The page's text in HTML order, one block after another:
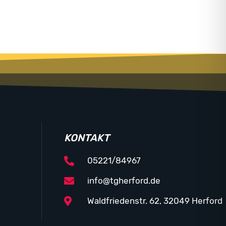
KONTAKT
05221/84967
info@tgherford.de
Waldfriedenstr. 62, 32049 Herford